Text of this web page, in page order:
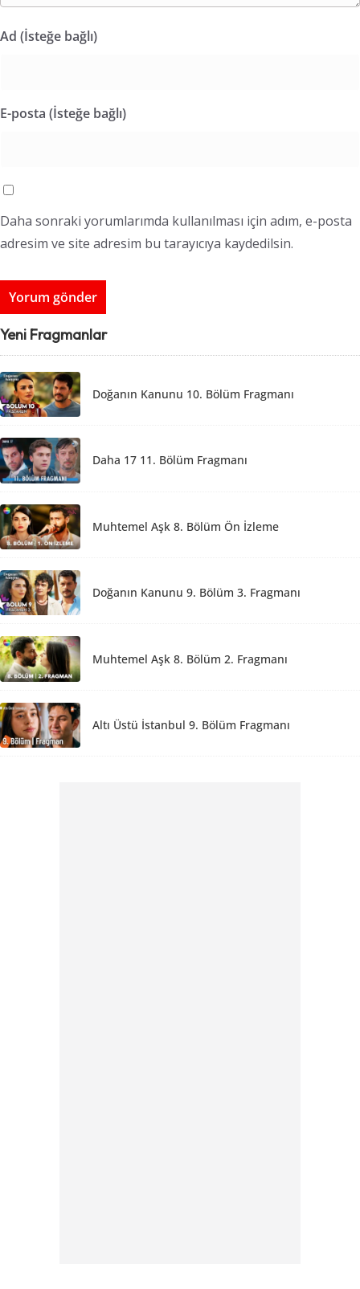
Ad (İsteğe bağlı)
E-posta (İsteğe bağlı)
Daha sonraki yorumlarımda kullanılması için adım, e-posta
adresim ve site adresim bu tarayıcıya kaydedilsin.
Yeni Fragmanlar
Doğanın Kanunu 10. Bölüm Fragmanı
Daha 17 11. Bölüm Fragmanı
Muhtemel Aşk 8. Bölüm Ön İzleme
Doğanın Kanunu 9. Bölüm 3. Fragmanı
Muhtemel Aşk 8. Bölüm 2. Fragmanı
Altı Üstü İstanbul 9. Bölüm Fragmanı